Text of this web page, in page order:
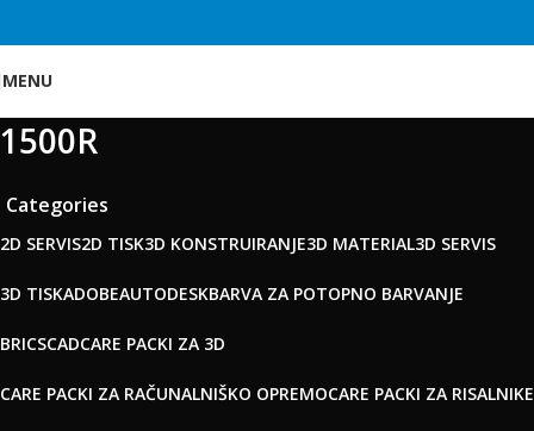
MENU
1500R
Categories
2D SERVIS2D TISK3D KONSTRUIRANJE3D MATERIAL3D SERVIS
3D TISKADOBEAUTODESKBARVA ZA POTOPNO BARVANJE
BRICSCADCARE PACKI ZA 3D
CARE PACKI ZA RAČUNALNIŠKO OPREMOCARE PACKI ZA RISALNIKE